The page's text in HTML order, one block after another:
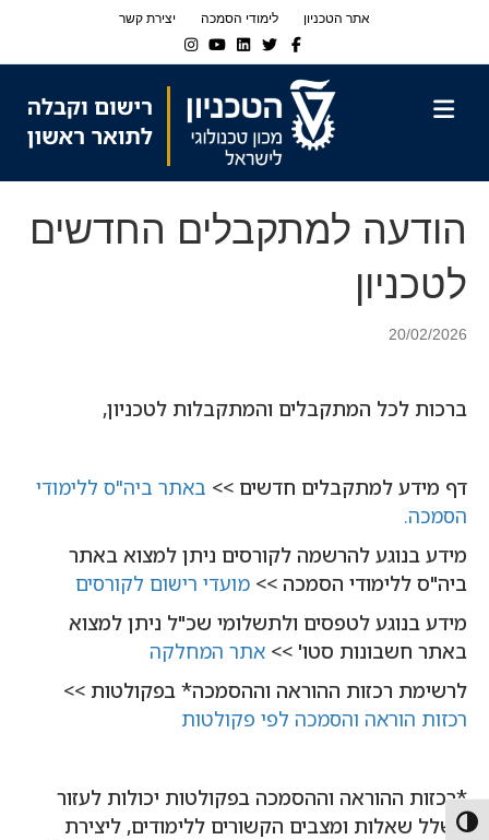
Toggle High Contrast
אתר הטכניון לימודי הסמכה
יצירת קשר
Facebook
Twitter
Linkedin
Youtube
Instagram
הודעה למתקבלים החדשים
לטכניון
20/02/2026
ברכות לכל המתקבלים והמתקבלות לטכניון,
דף מידע למתקבלים חדשים >> באתר ביה"ס ללימודי
הסמכה.
מידע בנוגע להרשמה לקורסים ניתן למצוא באתר
ביה"ס ללימודי הסמכה >> מועדי רישום לקורסים
מידע בנוגע לטפסים ולתשלומי שכ"ל ניתן למצוא
באתר חשבונות סטו' >> אתר המחלקה
לרשימת רכזות ההוראה וההסמכה* בפקולטות >>
רכזות הוראה והסמכה לפי פקולטות
*רכזות ההוראה וההסמכה בפקולטות יכולות לעזור
בשלל שאלות ומצבים הקשורים ללימודים, ליצירת